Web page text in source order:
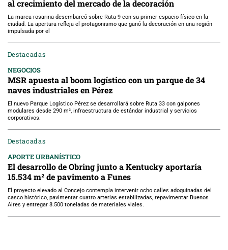
al crecimiento del mercado de la decoración
La marca rosarina desembarcó sobre Ruta 9 con su primer espacio físico en la
ciudad. La apertura refleja el protagonismo que ganó la decoración en una región
impulsada por el
Destacadas
NEGOCIOS
MSR apuesta al boom logístico con un parque de 34
naves industriales en Pérez
El nuevo Parque Logístico Pérez se desarrollará sobre Ruta 33 con galpones
modulares desde 290 m², infraestructura de estándar industrial y servicios
corporativos.
Destacadas
APORTE URBANÍSTICO
El desarrollo de Obring junto a Kentucky aportaría
15.534 m² de pavimento a Funes
El proyecto elevado al Concejo contempla intervenir ocho calles adoquinadas del
casco histórico, pavimentar cuatro arterias estabilizadas, repavimentar Buenos
Aires y entregar 8.500 toneladas de materiales viales.